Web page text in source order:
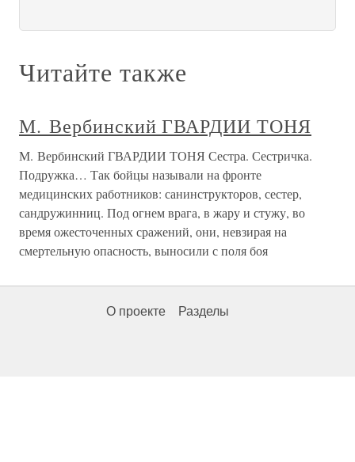
Читайте также
М. Вербинский ГВАРДИИ ТОНЯ
М. Вербинский ГВАРДИИ ТОНЯ Сестра. Сестричка.
Подружка… Так бойцы называли на фронте
медицинских работников: санинструкторов, сестер,
сандружинниц. Под огнем врага, в жару и стужу, во
время ожесточенных сражений, они, невзирая на
смертельную опасность, выносили с поля боя
О проекте Разделы